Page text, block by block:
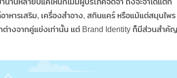
าหารเสริม, เครื่องสำอาง, สกินแคร์ หรือแม้แต่สมุนไพร
างจากคู่แข่งเท่านั้น แต่ Brand Identity ก็มีส่วนสำคัญ